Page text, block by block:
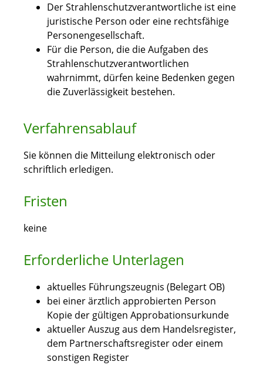
Der Strahlenschutzverantwortliche ist eine
juristische Person oder eine rechtsfähige
Personengesellschaft.
Für die Person, die die Aufgaben des
Strahlenschutzverantwortlichen
wahrnimmt, dürfen keine Bedenken gegen
die Zuverlässigkeit bestehen.
Verfahrensablauf
Sie können die Mitteilung elektronisch oder
schriftlich erledigen.
Fristen
keine
Erforderliche Unterlagen
aktuelles Führungszeugnis (Belegart OB)
bei einer ärztlich approbierten Person
Kopie der gültigen Approbationsurkunde
aktueller Auszug aus dem Handelsregister,
dem Partnerschaftsregister oder einem
sonstigen Register